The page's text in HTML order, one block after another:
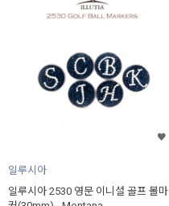
일루시아
일루시아 2530 영문 이니셜 골프 볼마